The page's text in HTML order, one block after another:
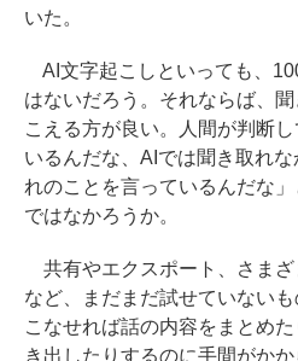
いた。
AI文字起こしといっても、
はないだろう。それならば、
こえる方が良い。人間が判断
いるんだな、AIでは聞き取れ
れのことを言っているんだな
ではなかろうか。
共有やエクスポート、さまざ
など、まだまだ試せていない
こなせれば話の内容をまとめ
き出したりするのに手間がか